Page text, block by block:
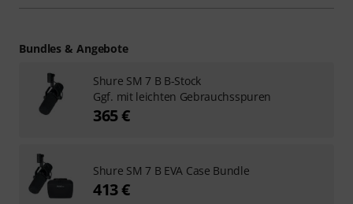
Bundles & Angebote
Shure SM 7 B B-Stock
Ggf. mit leichten Gebrauchsspuren
365 €
Shure SM 7 B EVA Case Bundle
413 €